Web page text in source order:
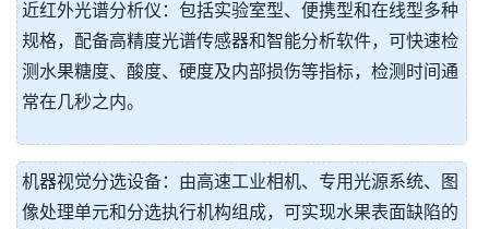
近红外光谱分析仪：包括实验室型、便携型和在线型多种
规格，配备高精度光谱传感器和智能分析软件，可快速检
测水果糖度、酸度、硬度及内部损伤等指标，检测时间通
常在几秒之内。
机器视觉分选设备：由高速工业相机、专用光源系统、图
像处理单元和分选执行机构组成，可实现水果表面缺陷的